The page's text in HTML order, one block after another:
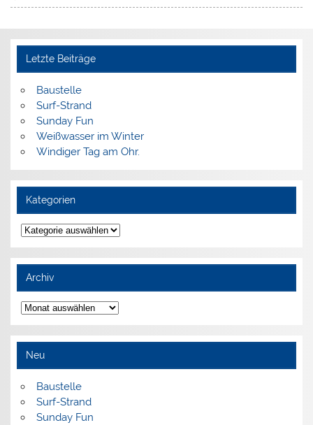
Letzte Beiträge
Baustelle
Surf-Strand
Sunday Fun
Weißwasser im Winter
Windiger Tag am Ohr.
Kategorien
Kategorien
Archiv
Archiv
Neu
Baustelle
Surf-Strand
Sunday Fun